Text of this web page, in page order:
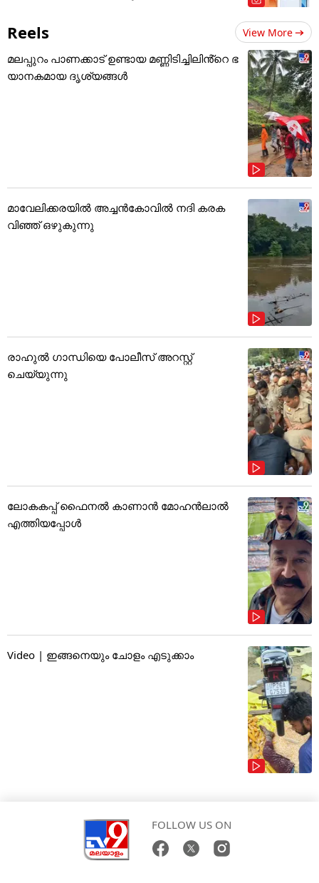
Reels View More
മലപ്പുറം പാണക്കാട് ഉണ്ടായ മണ്ണിടിച്ചിലിൻ്റെ ഭ
യാനകമായ ദൃശ്യങ്ങൾ
മാവേലിക്കരയിൽ അച്ചൻകോവിൽ നദി കരക
വിഞ്ഞ് ഒഴുകുന്നു
രാഹുൽ ഗാന്ധിയെ പോലീസ് അറസ്റ്റ്
ചെയ്യുന്നു
ലോകകപ്പ് ഫൈനൽ കാണാൻ മോഹൻലാൽ
എത്തിയപ്പോൾ
Video | ഇങ്ങനെയും ചോളം എടുക്കാം
FOLLOW US ON